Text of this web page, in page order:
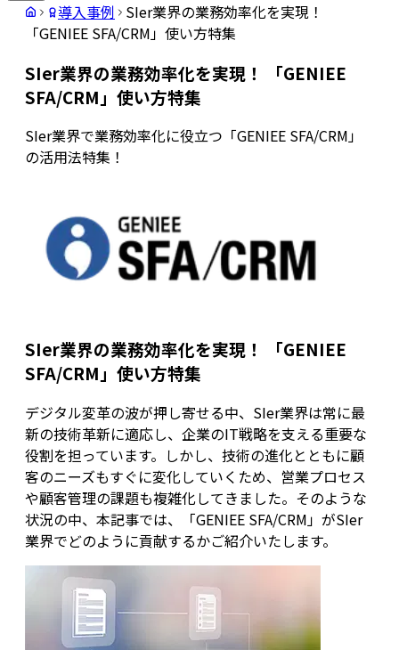
導入事例 SIer業界の業務効率化を実現！
「GENIEE SFA/CRM」使い方特集
SIer業界の業務効率化を実現！ 「GENIEE
SFA/CRM」使い方特集
SIer業界で業務効率化に役立つ「GENIEE SFA/CRM」
の活用法特集！
SIer業界の業務効率化を実現！ 「GENIEE
SFA/CRM」使い方特集
デジタル変革の波が押し寄せる中、SIer業界は常に最
新の技術革新に適応し、企業のIT戦略を支える重要な
役割を担っています。しかし、技術の進化とともに顧
客のニーズもすぐに変化していくため、営業プロセス
や顧客管理の課題も複雑化してきました。そのような
状況の中、本記事では、「GENIEE SFA/CRM」がSIer
業界でどのように貢献するかご紹介いたします。